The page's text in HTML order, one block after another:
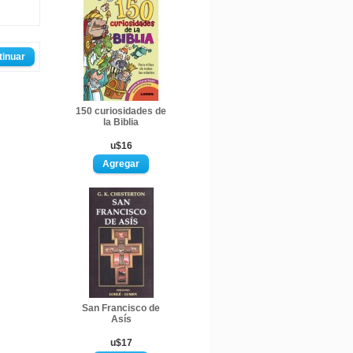
150 curiosidades de
la Biblia
u$16
San Francisco de
Asís
u$17